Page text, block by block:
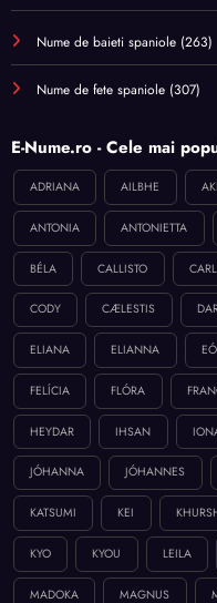
Nume de baieti spaniole (263)
Nume de fete spaniole (307)
E-Nume.ro - Cele mai
ADRIANA AILBHE AKI
ANTONIA ANTONIETTA
BÉLA CALLISTO
CODY CÆLESTIS
ELIANA ELIANNA
FELÍCIA FLÓRA
HEYDAR IHSAN
JÓHANNA JÓHANNES
KATSUMI KEI
KYO KYOU LEILA
MADOKA MAGNUS